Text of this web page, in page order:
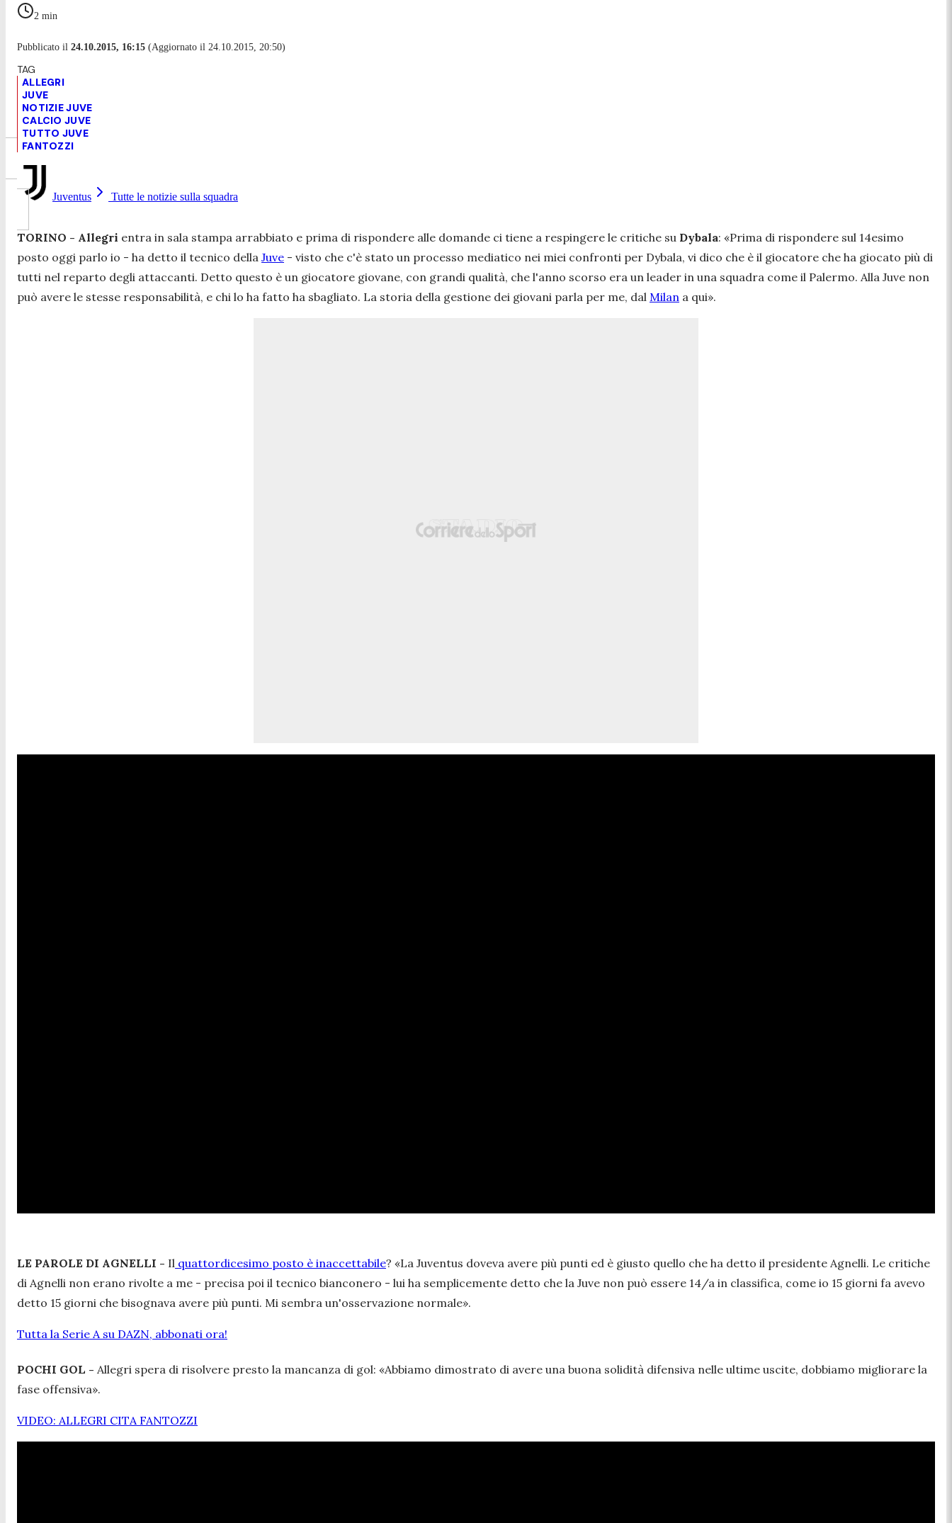
2 min
Pubblicato il 24.10.2015, 16:15 (Aggiornato il 24.10.2015, 20:50)
ALLEGRI
JUVE
NOTIZIE JUVE
CALCIO JUVE
TUTTO JUVE
FANTOZZI
Juventus Tutte le notizie sulla squadra
TORINO - Allegri entra in sala stampa arrabbiato e prima di rispondere alle domande ci tiene a respingere le critiche su Dybala: «Prima di rispondere sul 14esimo
posto oggi parlo io - ha detto il tecnico della Juve - visto che c'è stato un processo mediatico nei miei confronti per Dybala, vi dico che è il giocatore che ha giocato più di
tutti nel reparto degli attaccanti. Detto questo è un giocatore giovane, con grandi qualità, che l'anno scorso era un leader in una squadra come il Palermo. Alla Juve non
può avere le stesse responsabilità, e chi lo ha fatto ha sbagliato. La storia della gestione dei giovani parla per me, dal Milan a qui».
LE PAROLE DI AGNELLI - Il quattordicesimo posto è inaccettabile? «La Juventus doveva avere più punti ed è giusto quello che ha detto il presidente Agnelli. Le critiche
di Agnelli non erano rivolte a me - precisa poi il tecnico bianconero - lui ha semplicemente detto che la Juve non può essere 14/a in classifica, come io 15 giorni fa avevo
detto 15 giorni che bisognava avere più punti. Mi sembra un'osservazione normale».
Tutta la Serie A su DAZN, abbonati ora!
POCHI GOL - Allegri spera di risolvere presto la mancanza di gol: «Abbiamo dimostrato di avere una buona solidità difensiva nelle ultime uscite, dobbiamo migliorare la
fase offensiva».
VIDEO: ALLEGRI CITA FANTOZZI